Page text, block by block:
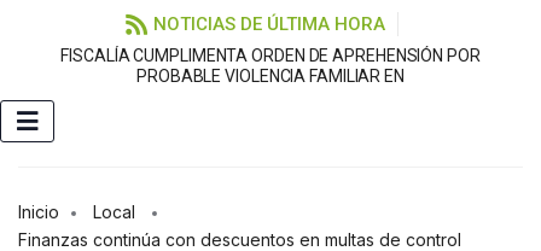
NOTICIAS DE ÚLTIMA HORA
FISCALÍA CUMPLIMENTA ORDEN DE APREHENSIÓN POR
PROBABLE VIOLENCIA FAMILIAR EN
Inicio
Local
Finanzas continúa con descuentos en multas de control